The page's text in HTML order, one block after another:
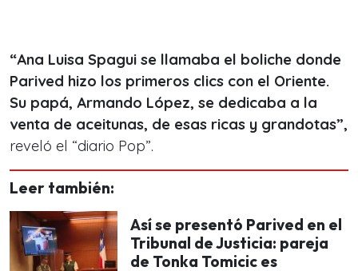
“Ana Luisa Spagui se llamaba el boliche donde
Parived hizo los primeros clics con el Oriente.
Su papá, Armando López, se dedicaba a la
venta de aceitunas, de esas ricas y grandotas”,
reveló el “diario Pop”.
Leer también:
Así se presentó Parived en el
Tribunal de Justicia: pareja
de Tonka Tomicic es